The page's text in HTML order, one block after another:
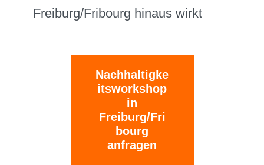
Freiburg/Fribourg hinaus wirkt
Nachhaltigke
itsworkshop
in
Freiburg/Fri
bourg
anfragen